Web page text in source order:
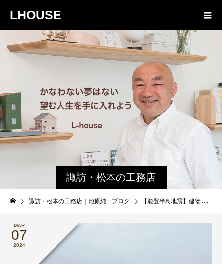
LHOUSE
諏訪・松本の工務店
の社長ブログ｜家族
物語８４３
諏訪・松本の工務店｜池原純一ブログ 【能登半島地震】建物の被害状況から見る「倒壊していない家に共通していたこと」
MAR
07
2024